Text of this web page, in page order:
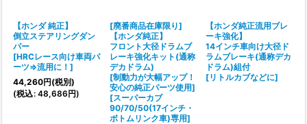
【ホンダ 純正】
倒立ステアリングダン
パー
[HRCレース向け車両パ
ーツ⇒流用に！ ]
44,260円(税別)
(税込: 48,686円)
[廃番商品在庫限り]
【ホンダ純正】
フロント大径ドラムブ
レーキ強化キット(通称
デカドラム)
[制動力が大幅アップ！
安心の純正パーツ使用]
[スーパーカブ
90/70/50(17インチ・
ボトムリンク車)専用]
【ホンダ純正流用ブレ
ーキ強化】
14インチ車向け大径ド
ラムブレーキ(通称デカ
ドラム)組付
[リトルカブなどに]